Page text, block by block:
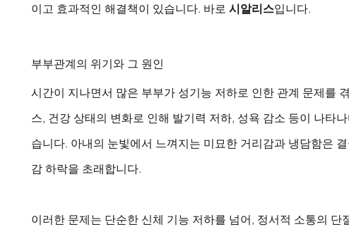
이고 효과적인 해결책이 있습니다. 바로 시알리스입니다.
부부관계의 위기와 그 원인
시간이 지나면서 많은 부부가 성기능 저하로 인한 관계 문제를
스, 건강 상태의 변화로 인해 발기력 저하, 성욕 감소 등이 나타
습니다. 아내의 눈빛에서 느껴지는 미묘한 거리감과 냉담함은
감 하락을 초래합니다.
이러한 문제는 단순한 신체 기능 저하를 넘어, 정서적 소통의